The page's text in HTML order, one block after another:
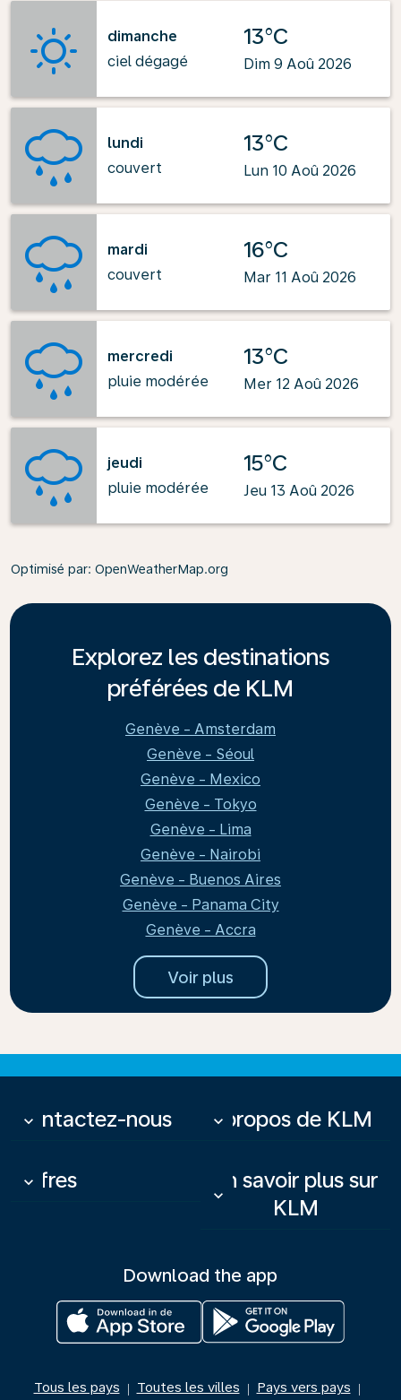
dimanche
ciel dégagé
13°C
Dim 9 Aoû 2026
lundi
couvert
13°C
Lun 10 Aoû 2026
mardi
couvert
16°C
Mar 11 Aoû 2026
mercredi
pluie modérée
13°C
Mer 12 Aoû 2026
jeudi
pluie modérée
15°C
Jeu 13 Aoû 2026
Optimisé par: OpenWeatherMap.org
Explorez les destinations
préférées de KLM
Genève - Amsterdam
Genève - Séoul
Genève - Mexico
Genève - Tokyo
Genève - Lima
Genève - Nairobi
Genève - Buenos Aires
Genève - Panama City
Genève - Accra
Voir plus
Contactez-nous
keyboard_arrow_down À propos de KLM
keyboard_arrow_down
Offres
keyboard_arrow_down
En savoir plus sur
KLM
keyboard_arrow_down
Download the app
Tous les pays | Toutes les villes | Pays vers pays |